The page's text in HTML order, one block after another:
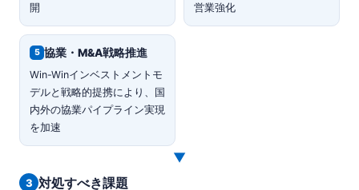
開
営業強化
5 協業・M&A戦略推進
Win-Winインベストメントモ
デルと戦略的提携により、国
内外の協業パイプライン実現
を加速
▼
3 対処すべき課題